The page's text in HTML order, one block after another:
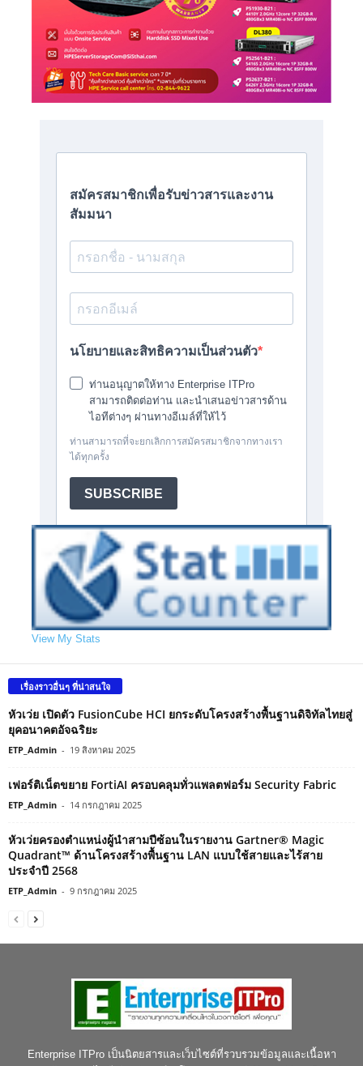
View My Stats
เรื่องราวอื่นๆ ที่น่าสนใจ
หัวเว่ย เปิดตัว FusionCube HCI ยกระดับโครงสร้างพื้นฐานดิจิทัลไทยสู่
ยุคอนาคตอัจฉริยะ
ETP_Admin - 19 สิงหาคม 2025
เฟอร์ติเน็ตขยาย FortiAI ครอบคลุมทั่วแพลตฟอร์ม Security Fabric
ETP_Admin - 14 กรกฎาคม 2025
หัวเว่ยครองตำแหน่งผู้นำสามปีซ้อนในรายงาน Gartner® Magic
Quadrant™ ด้านโครงสร้างพื้นฐาน LAN แบบใช้สายและไร้สาย
ประจำปี 2568
ETP_Admin - 9 กรกฎาคม 2025
Enterprise ITPro เป็นนิตยสารและเว็บไซต์ที่รวบรวมข้อมูลและเนื้อหา